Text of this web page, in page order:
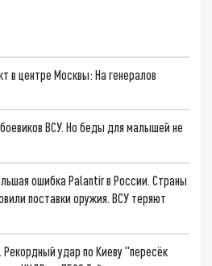
в центре Москвы: На генералов
ВСУ. Но беды для малышей не
ошибка Palantir в России. Страны
поставки оружия. ВСУ теряют
Рекордный удар по Киеву "пересёк